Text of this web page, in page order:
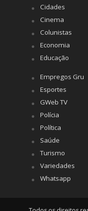
Cidades
Cinema
Colunistas
Economia
Educação
Empregos Gru
Esportes
GWeb TV
Polícia
Política
Saúde
Turismo
Variedades
Whatsapp